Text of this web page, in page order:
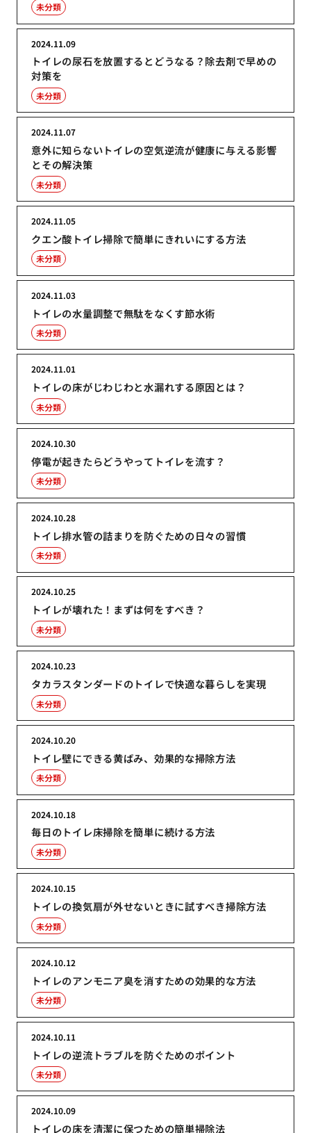
未分類
トイレの尿石を放置するとどうなる？除去剤で早めの
対策を
2024.11.09
未分類
意外に知らないトイレの空気逆流が健康に与える影響
とその解決策
2024.11.07
未分類
クエン酸トイレ掃除で簡単にきれいにする方法
2024.11.05
未分類
トイレの水量調整で無駄をなくす節水術
2024.11.03
未分類
トイレの床がじわじわと水漏れする原因とは？
2024.11.01
未分類
停電が起きたらどうやってトイレを流す？
2024.10.30
未分類
トイレ排水管の詰まりを防ぐための日々の習慣
2024.10.28
未分類
トイレが壊れた！まずは何をすべき？
2024.10.25
未分類
タカラスタンダードのトイレで快適な暮らしを実現
2024.10.23
未分類
トイレ壁にできる黄ばみ、効果的な掃除方法
2024.10.20
未分類
毎日のトイレ床掃除を簡単に続ける方法
2024.10.18
未分類
トイレの換気扇が外せないときに試すべき掃除方法
2024.10.15
未分類
トイレのアンモニア臭を消すための効果的な方法
2024.10.12
未分類
トイレの逆流トラブルを防ぐためのポイント
2024.10.11
未分類
トイレの床を清潔に保つための簡単掃除法
2024.10.09